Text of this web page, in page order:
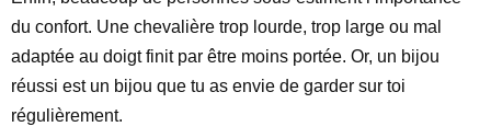
du confort. Une chevalière trop lourde, trop large ou mal
adaptée au doigt finit par être moins portée. Or, un bijou
réussi est un bijou que tu as envie de garder sur toi
régulièrement.